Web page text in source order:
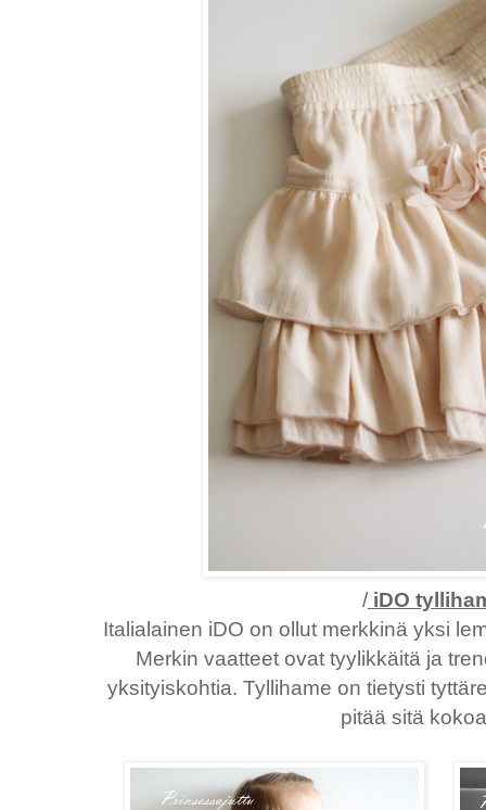
/ iDO
Italialainen iDO on ollut merkkinä yksi
Merkin vaatteet ovat tyylikkäitä ja
yksityiskohtia. Tyllihame on tietysti
pitää sitä